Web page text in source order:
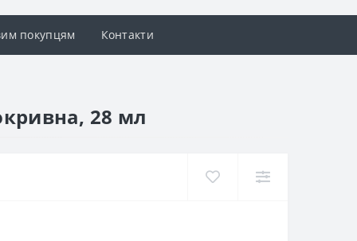
покупцям Контакти
28 мл